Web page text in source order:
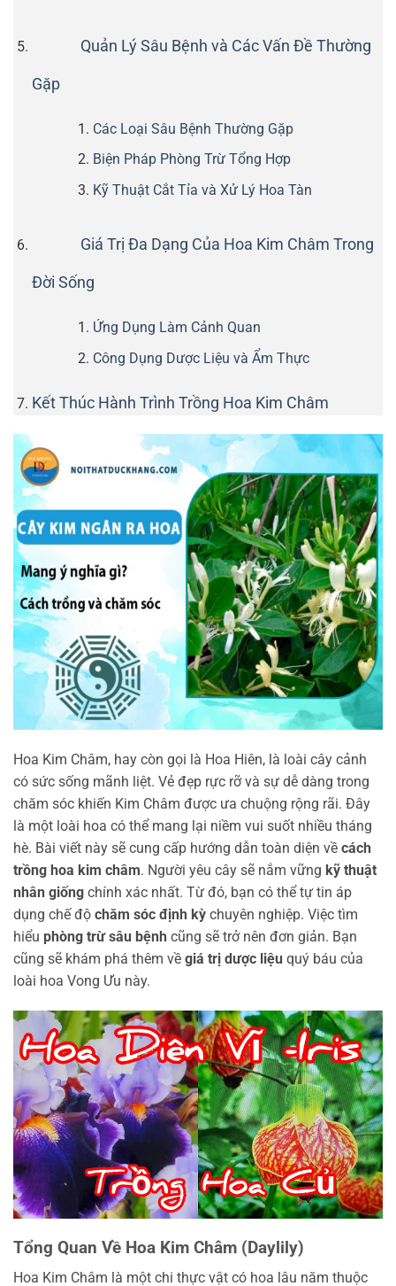
Quản Lý Sâu Bệnh và Các Vấn Đề Thường
Gặp
Các Loại Sâu Bệnh Thường Gặp
Biện Pháp Phòng Trừ Tổng Hợp
Kỹ Thuật Cắt Tỉa và Xử Lý Hoa Tàn
Giá Trị Đa Dạng Của Hoa Kim Châm Trong
Đời Sống
Ứng Dụng Làm Cảnh Quan
Công Dụng Dược Liệu và Ẩm Thực
Kết Thúc Hành Trình Trồng Hoa Kim Châm
Hoa Kim Châm, hay còn gọi là Hoa Hiên, là loài cây cảnh
có sức sống mãnh liệt. Vẻ đẹp rực rỡ và sự dễ dàng trong
chăm sóc khiến Kim Châm được ưa chuộng rộng rãi. Đây
là một loài hoa có thể mang lại niềm vui suốt nhiều tháng
hè. Bài viết này sẽ cung cấp hướng dẫn toàn diện về cách
trồng hoa kim châm. Người yêu cây sẽ nắm vững kỹ thuật
nhân giống chính xác nhất. Từ đó, bạn có thể tự tin áp
dụng chế độ chăm sóc định kỳ chuyên nghiệp. Việc tìm
hiểu phòng trừ sâu bệnh cũng sẽ trở nên đơn giản. Bạn
cũng sẽ khám phá thêm về giá trị dược liệu quý báu của
loài hoa Vong Ưu này.
Tổng Quan Về Hoa Kim Châm (Daylily)
Hoa Kim Châm là một chi thực vật có hoa lâu năm thuộc